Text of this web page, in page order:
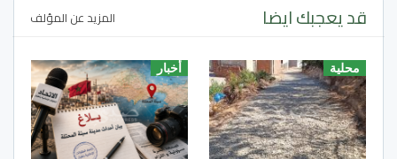
قد يعجبك ايضا المزيد عن المؤلف
محلية أخبار